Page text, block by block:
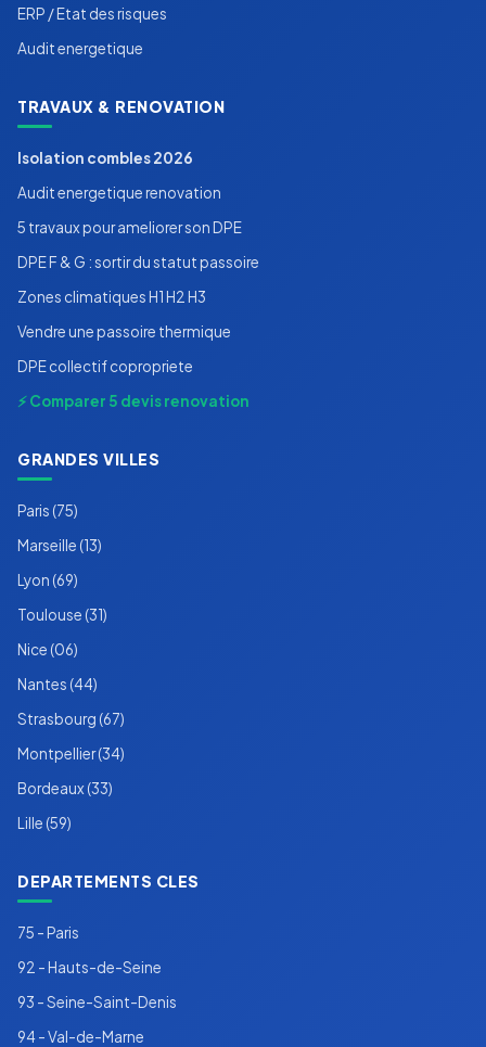
ERP / Etat des risques
Audit energetique
TRAVAUX & RENOVATION
Isolation combles 2026
Audit energetique renovation
5 travaux pour ameliorer son DPE
DPE F & G : sortir du statut passoire
Zones climatiques H1 H2 H3
Vendre une passoire thermique
DPE collectif copropriete
⚡ Comparer 5 devis renovation
GRANDES VILLES
Paris (75)
Marseille (13)
Lyon (69)
Toulouse (31)
Nice (06)
Nantes (44)
Strasbourg (67)
Montpellier (34)
Bordeaux (33)
Lille (59)
DEPARTEMENTS CLES
75 - Paris
92 - Hauts-de-Seine
93 - Seine-Saint-Denis
94 - Val-de-Marne